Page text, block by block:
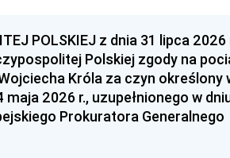
POLSKIEJ z dnia 31 lipca 2026
Polskiej zgody na
Króla za czyn określony
2026 r., uzupełnionego w
Prokuratora Generalnego